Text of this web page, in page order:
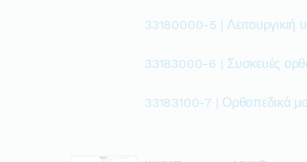
33180000-5 | Λειτουργικιή
33183000-6 | Συσκευές
33183100-7 | Ορθοπεδικά